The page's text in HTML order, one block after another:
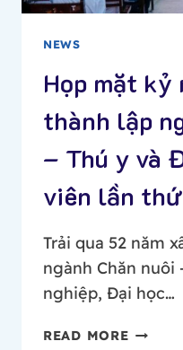
NGHỆ
VÀ
CÔNG
NGHỆ
SAU
THU
NEWS
Họp mặt kỷ
thành lập
– Thú y và
viên lần
Trải qua 52 năm
ngành Chăn nuôi
nghiệp, Đại học…
READ MOREHỌP